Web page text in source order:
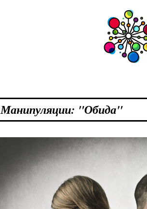
Манипуляции: "Обида"